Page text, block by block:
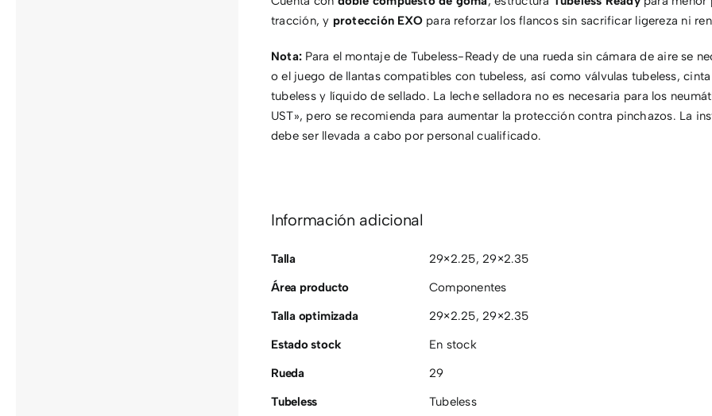
tracción, y protección EXOpara reforzar los flancos sin sacrificar ligereza ni
Nota: Para el montaje de Tubeless-Ready de una rueda sin cámara de aire se
o el juego de llantas compatibles con tubeless, así como válvulas tubeless,
tubeless y líquido de sellado. La leche selladora no es necesaria para los
UST», pero se recomienda para aumentar la protección contra pinchazos. La
debe ser llevada a cabo por personal cualificado.
Información adicional
Talla 29×2.25,29×2.35
Área producto
Componentes
Talla optimizada
29×2.25,29×2.35
Estado stock
En stock
Rueda
29
Tubeless
Tubeless